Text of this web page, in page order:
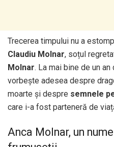
Trecerea timpului nu a
Claudiu Molnar, soțul
Molnar. La mai bine de un
vorbește adesea despre
moarte și despre semnele
care i-a fost parteneră de
Anca Molnar, un